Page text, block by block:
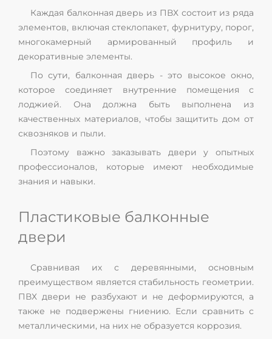
Каждая балконная дверь из ПВХ состоит из ряда
элементов, включая стеклопакет, фурнитуру, порог,
многокамерный армированный профиль и
декоративные элементы.
По сути, балконная дверь - это высокое окно,
которое соединяет внутренние помещения с
лоджией. Она должна быть выполнена из
качественных материалов, чтобы защитить дом от
сквозняков и пыли.
Поэтому важно заказывать двери у опытных
профессионалов, которые имеют необходимые
знания и навыки.
Пластиковые балконные
двери
Сравнивая их с деревянными, основным
преимуществом является стабильность геометрии.
ПВХ двери не разбухают и не деформируются, а
также не подвержены гниению. Если сравнить с
металлическими, на них не образуется коррозия.